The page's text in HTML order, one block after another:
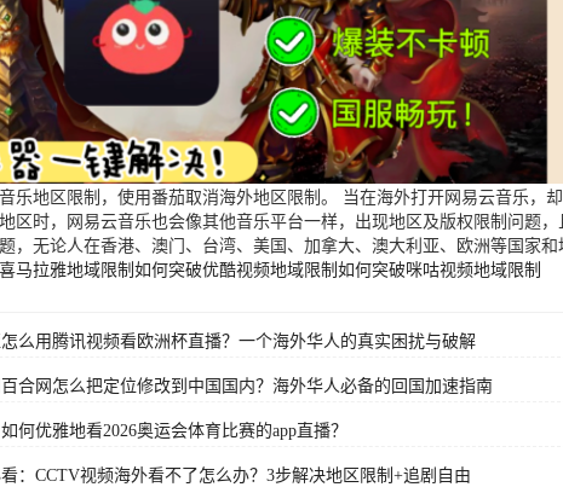
乐地区限制，使用番茄取消海外地区限制。 当在海外打开网易云音乐，
区时，网易云音乐也会像其他音乐平台一样，出现地区及版权限制问题
，无论人在香港、澳门、台湾、美国、加拿大、澳大利亚、欧洲等国家
马拉雅地域限制 如何突破优酷视频地域限制 如何突破咪咕视频地域限制
么用腾讯视频看欧洲杯直播？一个海外华人的真实困扰与破解
合网怎么把定位修改到中国国内？海外华人必备的回国加速指南
何优雅地看2026奥运会体育比赛的app直播？
：CCTV视频海外看不了怎么办？3步解决地区限制+追剧自由